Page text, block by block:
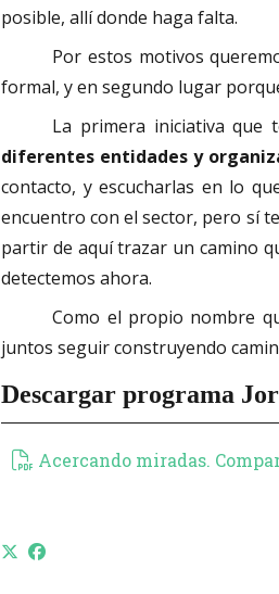
posible, allí donde haga falta.
Por estos motivos
formal, y en segundo lugar
La primera iniciativa que
diferentes entidades y
contacto, y escucharlas en lo
encuentro con el sector, pero sí
partir de aquí trazar un camino
detectemos ahora.
Como el propio nombre
juntos seguir construyendo
Descargar programa
Acercando miradas.